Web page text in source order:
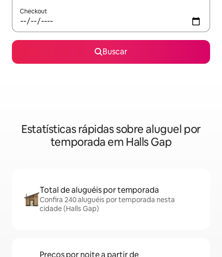
Checkout
Buscar
Estatísticas rápidas sobre aluguel por
temporada em Halls Gap
Total de aluguéis por temporada
Confira 240 aluguéis por temporada nesta
cidade (Halls Gap)
Preços por noite a partir de